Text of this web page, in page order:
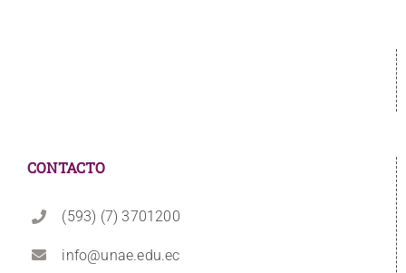
CONTACTO
(593) (7) 3701200
info@unae.edu.ec